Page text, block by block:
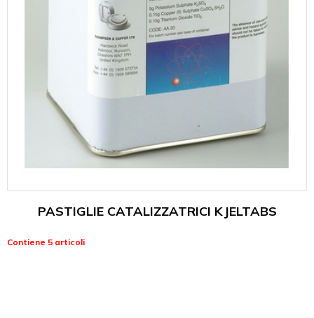
PASTIGLIE CATALIZZATRICI KJELTABS
Contiene 5 articoli